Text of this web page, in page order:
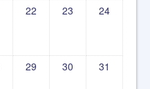
22 23 24
29 30 31